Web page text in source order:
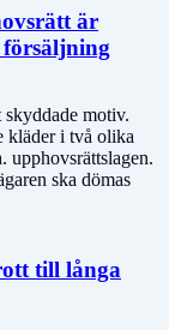
är
skyddade motiv.
kläder i två olika
upphovsrättslagen.
ska dömas
till långa